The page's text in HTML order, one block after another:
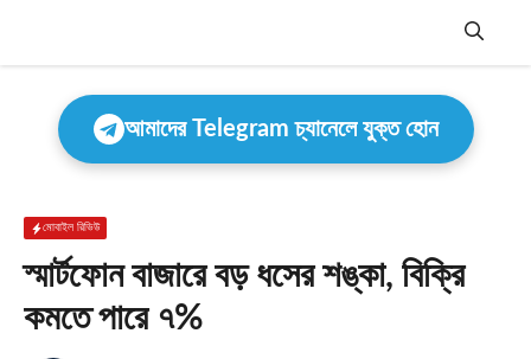
Menu
আমাদের Telegram চ্যানেলে যুক্ত হোন
মোবাইল রিভিউ
স্মার্টফোন বাজারে বড় ধসের শঙ্কা, বিক্রি
কমতে পারে ৭%